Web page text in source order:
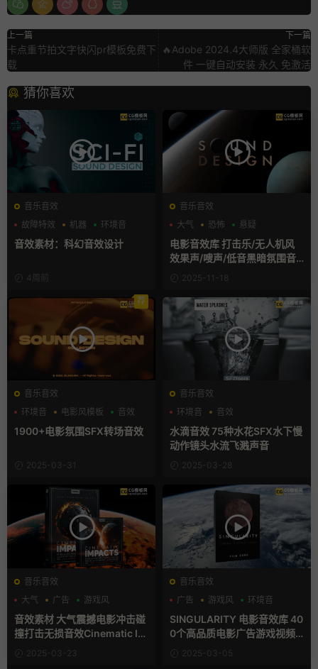
上一篇
卡点重节拍文字快闪pr模板免费下
载
下一篇
🔥Adobe 2024.4大师版 全家桶软
件 一键自动安装 永久 免激活
猜你喜欢
音乐音效
故障特效
机器 环境音
音效素材：科幻音效设计
4周前
音乐音效
大气
恐怖 悬疑
电影音效库 打击乐/无人机风
效果声/嗖声/低音黑暗氛围音
2025-11-18
音乐音效
环境音
电影风模板 音效
1900+电影氛围SFX转场音效
2025-03-31
荐
音乐音效
环境音
音效
水滴音效 75种水花SFX水下慢
动作镜头水流飞溅声音
2025-03-28
音乐音效
大气
广告 游戏风
音效素材 大气震撼电影冲击碰
撞打击无损音效Cinematic Im
2025-03-23
音乐音效
广告
游戏风 环境音
SINGULARITY 电影音效库 40
0个高品质电影广告游戏视频
2025-03-05